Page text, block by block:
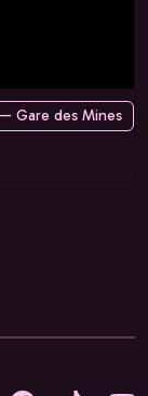
Gare des Mines